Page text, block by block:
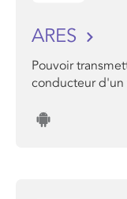
ARES
Pouvoir
conducteur d'un